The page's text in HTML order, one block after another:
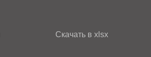
Скачать в xlsx